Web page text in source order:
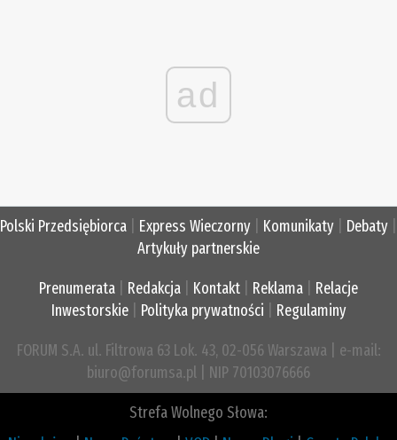
ad
Polski Przedsiębiorca Express Wieczorny Komunikaty Debaty
Artykuły partnerskie
Prenumerata Redakcja Kontakt Reklama
Relacje
Inwestorskie| Polityka prywatności Regulaminy
FORUM S.A. ul. Filtrowa 63 Lok. 43, 02-056 Warszawa | e-mail:
biuro@forumsa.pl | NIP 70103076666
Strefa Wolnego Słowa: